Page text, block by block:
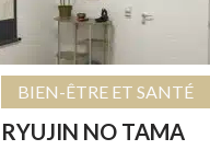
BIEN-ÊTRE ET SANTÉ
RYUJIN NO TAMA